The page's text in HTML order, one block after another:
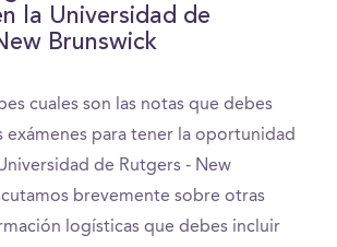
la Universidad de
Brunswick
cuales son las notas que debes
exámenes para tener la oportunidad
de Rutgers - New
brevemente sobre otras
logísticas que debes incluir